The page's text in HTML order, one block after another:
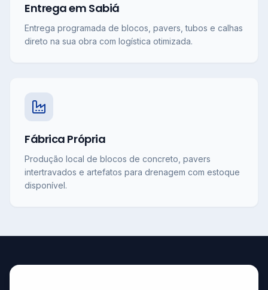
Entrega em Sabiá
Entrega programada de blocos, pavers, tubos e calhas
direto na sua obra com logística otimizada.
Fábrica Própria
Produção local de blocos de concreto, pavers
intertravados e artefatos para drenagem com estoque
disponível.